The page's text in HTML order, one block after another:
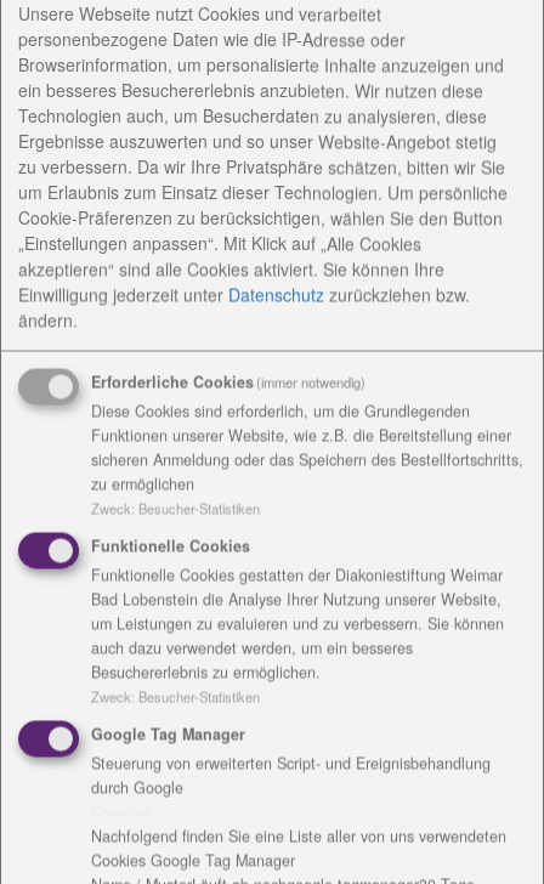
Tischlerei stellt Holzpanel für Desinfektionsspender
her - Bestellung auch für Kindereinrichtungen
möglich
Abstand halten, regelmäßig Händewaschen und am
besten desinfizieren! Auch wenn die Maßnahmen
zum Schutz vor dem Corona-Virus gelockert werden,
gelten weiterhin bestimmte Hygienestandards. Das
Sauberhalten der Hände gehört ganz sicher
Gesundheitswesen, der Alten- und
Eingliederungshilfe müssen diese Maßnahmen zum
Unsere Webseite nutzt Cookies und verarbeitet
personenbezogene Daten wie die IP-Adresse oder
Browserinformation, um personalisierte Inhalte anzuzeigen und
ein besseres Besuchererlebnis anzubieten. Wir nutzen diese
Technologien auch, um Besucherdaten zu analysieren, diese
Ergebnisse auszuwerten und so unser Website-Angebot stetig
zu verbessern. Da wir Ihre Privatsphäre schätzen, bitten wir Sie
um Erlaubnis zum Einsatz dieser Technologien. Um persönliche
Cookie-Präferenzen zu berücksichtigen, wählen Sie den Button
„Einstellungen anpassen“. Mit Klick auf „Alle Cookies
akzeptieren“ sind alle Cookies aktiviert. Sie können Ihre
Einwilligung jederzeit unter Datenschutz zurückziehen bzw.
ändern.
Erforderliche Cookies(immer notwendig)
Diese Cookies sind erforderlich, um die Grundlegenden
Funktionen unserer Website, wie z.B. die Bereitstellung einer
sicheren Anmeldung oder das Speichern des Bestellfortschritts,
zu ermöglichen
Zweck: Besucher-Statistiken
Funktionelle Cookies
Funktionelle Cookies gestatten der Diakoniestiftung Weimar
Bad Lobenstein die Analyse Ihrer Nutzung unserer Website,
um Leistungen zu evaluieren und zu verbessern. Sie können
auch dazu verwendet werden, um ein besseres
Besuchererlebnis zu ermöglichen.
Zweck: Besucher-Statistiken
Google Tag Manager
Steuerung von erweiterten Script- und Ereignisbehandlung
durch Google
Nachfolgend finden Sie eine Liste aller von uns verwendeten
Cookies Google Tag Manager